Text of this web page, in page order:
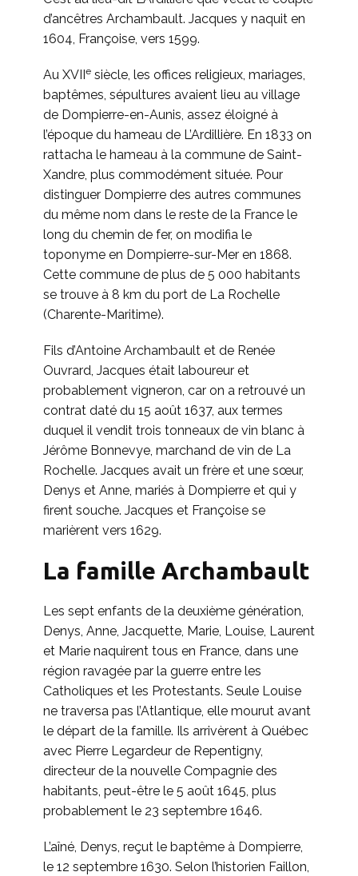
d’ancêtres Archambault. Jacques y naquit en
1604, Françoise, vers 1599.
Au XVIIe siècle, les offices religieux, mariages,
baptêmes, sépultures avaient lieu au village
de Dompierre-en-Aunis, assez éloigné à
l’époque du hameau de L’Ardillière. En 1833 on
rattacha le hameau à la commune de Saint-
Xandre, plus commodément située. Pour
distinguer Dompierre des autres communes
du même nom dans le reste de la France le
long du chemin de fer, on modifia le
toponyme en Dompierre-sur-Mer en 1868.
Cette commune de plus de 5 000 habitants
se trouve à 8 km du port de La Rochelle
(Charente-Maritime).
Fils d’Antoine Archambault et de Renée
Ouvrard, Jacques était laboureur et
probablement vigneron, car on a retrouvé un
contrat daté du 15 août 1637, aux termes
duquel il vendit trois tonneaux de vin blanc à
Jérôme Bonnevye, marchand de vin de La
Rochelle. Jacques avait un frère et une sœur,
Denys et Anne, mariés à Dompierre et qui y
firent souche. Jacques et Françoise se
marièrent vers 1629.
La famille Archambault
Les sept enfants de la deuxième génération,
Denys, Anne, Jacquette, Marie, Louise, Laurent
et Marie naquirent tous en France, dans une
région ravagée par la guerre entre les
Catholiques et les Protestants. Seule Louise
ne traversa pas l’Atlantique, elle mourut avant
le départ de la famille. Ils arrivèrent à Québec
avec Pierre Legardeur de Repentigny,
directeur de la nouvelle Compagnie des
habitants, peut-être le 5 août 1645, plus
probablement le 23 septembre 1646.
L’aîné, Denys, reçut le baptême à Dompierre,
le 12 septembre 1630. Selon l’historien Faillon,